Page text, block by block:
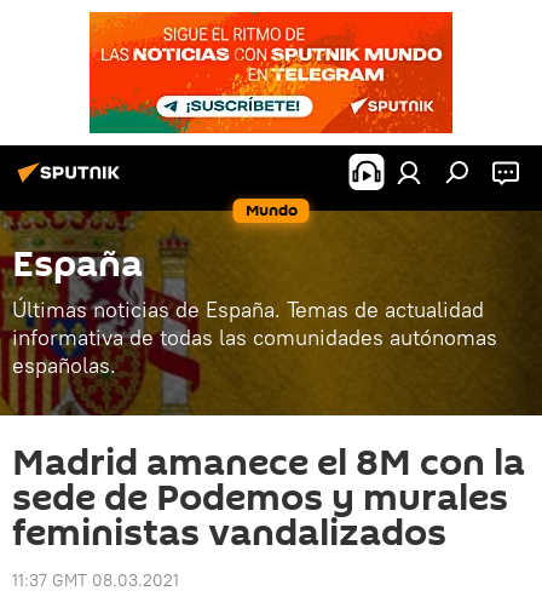
Mundo
España
Últimas noticias de España. Temas de actualidad
informativa de todas las comunidades autónomas
españolas.
Madrid amanece el 8M con la
sede de Podemos y murales
feministas vandalizados
11:37 GMT 08.03.2021